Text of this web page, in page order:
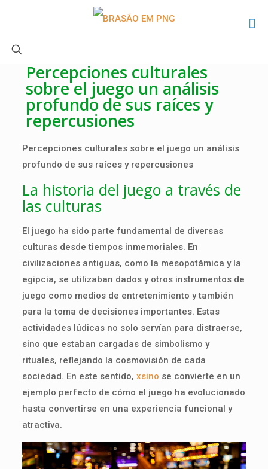
Percepciones culturales
sobre el juego un análisis
profundo de sus raíces y
repercusiones
Percepciones culturales sobre el juego un análisis
profundo de sus raíces y repercusiones
La historia del juego a través de
las culturas
El juego ha sido parte fundamental de diversas
culturas desde tiempos inmemoriales. En
civilizaciones antiguas, como la mesopotámica y la
egipcia, se utilizaban dados y otros instrumentos de
juego como medios de entretenimiento y también
para la toma de decisiones importantes. Estas
actividades lúdicas no solo servían para distraerse,
sino que estaban cargadas de simbolismo y
rituales, reflejando la cosmovisión de cada
sociedad. En este sentido, xsino se convierte en un
ejemplo perfecto de cómo el juego ha evolucionado
hasta convertirse en una experiencia funcional y
atractiva.